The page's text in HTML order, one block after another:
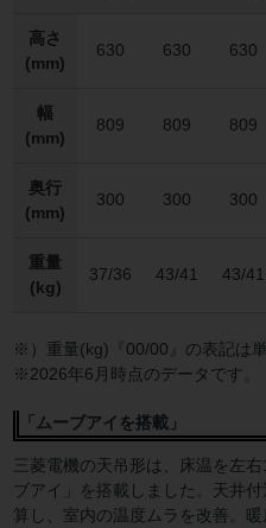
高さ
(mm)
630 630 630
幅
(mm)
809 809 809
奥行
(mm)
300 300 300
重量
(kg)
37/36 43/41 43/41
※）重量(kg)『00/00』の表記は
※2026年6月時点のデータです。
「ムーブアイを搭載」
三菱電機の天吊形は、床温を左
ブアイ」を搭載しました。天井
算し、室内の温度ムラを改善。